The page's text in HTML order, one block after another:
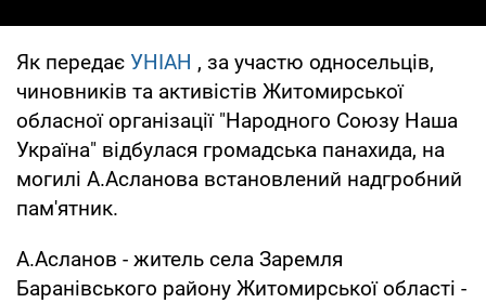
Як передає УНІАН , за участю односельців,
чиновників та активістів Житомирської
обласної організації "Народного Союзу Наша
Україна" відбулася громадська панахида, на
могилі А.Асланова встановлений надгробний
пам'ятник.
А.Асланов - житель села Заремля
Баранівського району Житомирської області -